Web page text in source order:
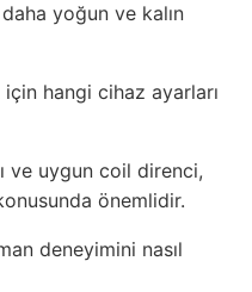
yoğun ve kalın
hangi cihaz ayarları
ve uygun coil direnci,
önemlidir.
deneyimini nasıl